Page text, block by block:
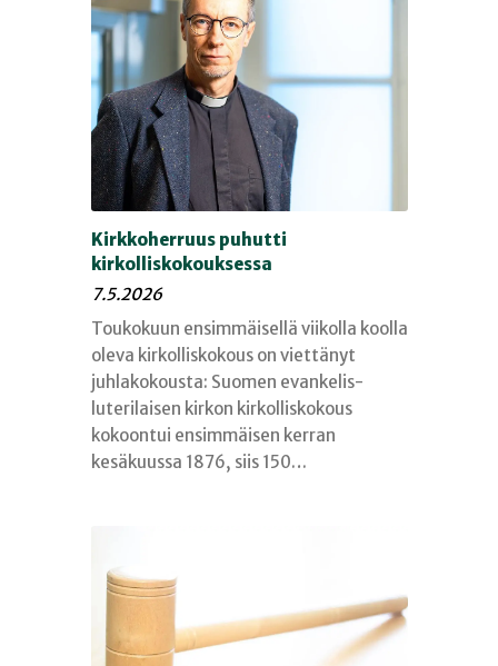
Kirkkoherruus puhutti
kirkolliskokouksessa
7.5.2026
Toukokuun ensimmäisellä viikolla koolla
oleva kirkolliskokous on viettänyt
juhlakokousta: Suomen evankelis-
luterilaisen kirkon kirkolliskokous
kokoontui ensimmäisen kerran
kesäkuussa 1876, siis 150…